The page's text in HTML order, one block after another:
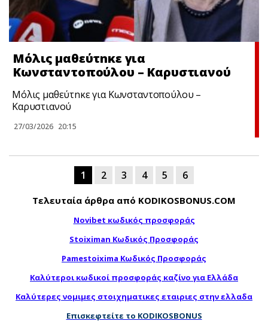
Μόλις μαθεύτnκε για
Κωνσταντοπούλου – Καρυστιανού
Μόλις μαθεύτnκε για Κωνσταντοπούλου –
Καρυστιανού
27/03/2026 20:15
1 2 3 4 5 6
Τελευταία άρθρα από KODIKOSBONUS.COM
Novibet κωδικός προσφοράς
Stoiximan Κωδικός Προσφοράς
Pamestoixima Κωδικός Προσφοράς
Καλύτεροι κωδικοί προσφοράς καζίνο για Ελλάδα
Καλύτερες νομιμες στοιχηματικες εταιριες στην ελλαδα
Επισκεφτείτε το KODIKOSBONUS